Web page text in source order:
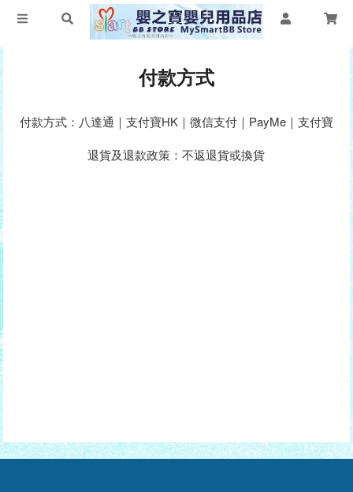
付款方式
付款方式：八達通｜支付寶HK｜微信支付｜PayMe｜支付寶
退貨及退款政策：不返退貨或換貨